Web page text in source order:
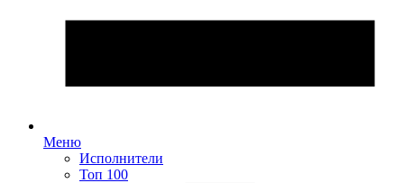
Меню
Исполнители
Топ 100